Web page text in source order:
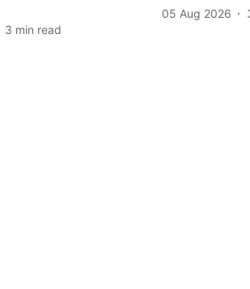
3 min read
05 Aug 2026